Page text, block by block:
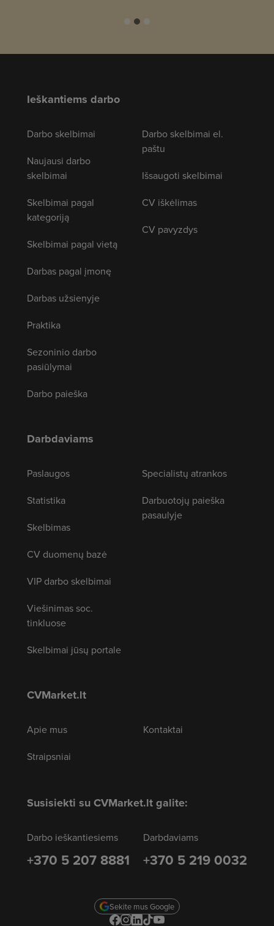
Ieškantiems darbo
Darbo skelbimai
Naujausi darbo
skelbimai
Skelbimai pagal
kategoriją
Skelbimai pagal vietą
Darbas pagal įmonę
Darbas užsienyje
Praktika
Sezoninio darbo
pasiūlymai
Darbo paieška
Darbo skelbimai el.
paštu
Išsaugoti skelbimai
CV iškėlimas
CV pavyzdys
Darbdaviams
Paslaugos
Statistika
Skelbimas
CV duomenų bazė
VIP darbo skelbimai
Viešinimas soc.
tinkluose
Skelbimai jūsų portale
Specialistų atrankos
Darbuotojų paieška
pasaulyje
CVMarket.lt
Apie mus
Straipsniai
Kontaktai
Susisiekti su CVMarket.lt galite:
Darbo ieškantiesiems
+370 5 207 8881
Darbdaviams
+370 5 219 0032
Sekite mus Google